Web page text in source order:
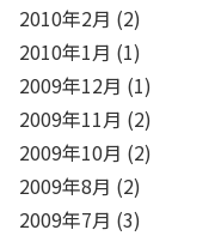
2010年2月 (2)
2010年1月 (1)
2009年12月 (1)
2009年11月 (2)
2009年10月 (2)
2009年8月 (2)
2009年7月 (3)